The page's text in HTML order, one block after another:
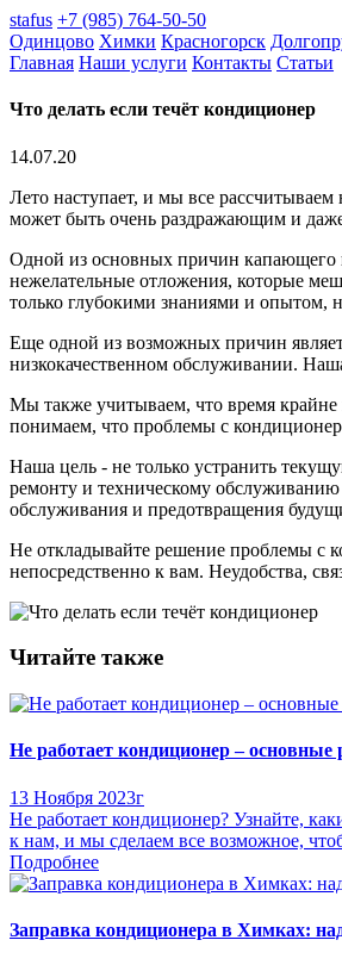
stafus +7 (985) 764-50-50
Одинцово Химки Красногорск
Главная Наши услуги Контакты Статьи
Что делать если течёт кондиционер
14.07.20
Лето наступает, и мы все
может быть очень раздражающим и
Одной из основных причин капающего
нежелательные отложения, которые
только глубокими знаниями и опытом,
Еще одной из возможных причин
низкокачественном обслуживании.
Мы также учитываем, что время
понимаем, что проблемы с
Наша цель - не только устранить
ремонту и техническому
обслуживания и предотвращения
Не откладывайте решение проблемы с
непосредственно к вам. Неудобства,
Читайте также
Не работает кондиционер –
13 Ноября 2023г
Не работает кондиционер? Узнайте,
к нам, и мы сделаем все возможное,
Подробнее
Заправка кондиционера в Химках: